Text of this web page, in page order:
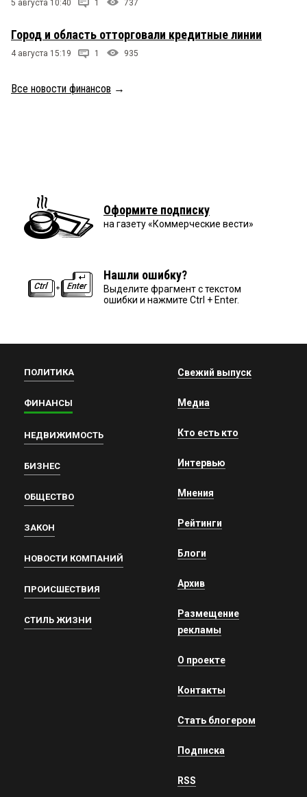
5 августа 10:40 1 737
Город и область отторговали кредитные линии
4 августа 15:19 1 935
Все новости финансов →
Оформите подписку
на газету «Коммерческие вести»
Нашли ошибку?
Выделите фрагмент с текстом
ошибки и нажмите Ctrl + Enter.
ПОЛИТИКА
ФИНАНСЫ
НЕДВИЖИМОСТЬ
БИЗНЕС
ОБЩЕСТВО
ЗАКОН
НОВОСТИ КОМПАНИЙ
ПРОИСШЕСТВИЯ
СТИЛЬ ЖИЗНИ
Свежий выпуск
Медиа
Кто есть кто
Интервью
Мнения
Рейтинги
Блоги
Архив
Размещение
рекламы
О проекте
Контакты
Стать блогером
Подписка
RSS